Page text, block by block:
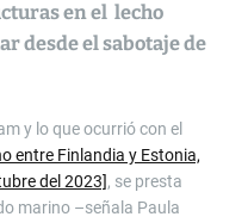
en el lecho
desde el sabotaje de
y lo que ocurrió con el
entre Finlandia y Estonia,
del 2023], se presta
marino –señala Paula